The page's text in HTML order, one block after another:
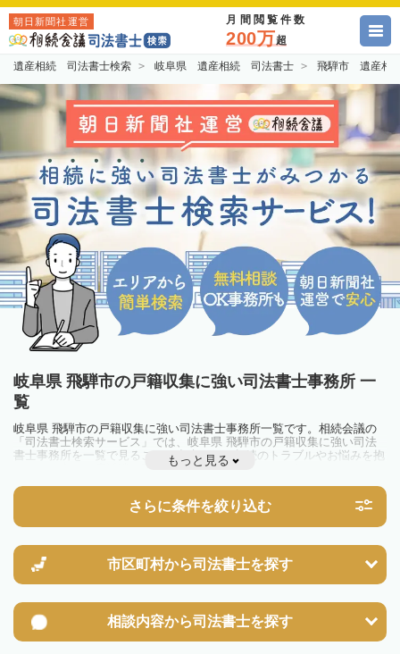
朝日新聞社運営 月間閲覧件数
200万超
遺産相続 司法書士検索 岐阜県 遺産相続 司法書士 飛騨市 遺産相
岐阜県 飛騨市の戸籍収集に強い司法書士事務所 一
覧
岐阜県 飛騨市の戸籍収集に強い司法書士事務所一覧です。相続会議の
「司法書士検索サービス」では、岐阜県 飛騨市の戸籍収集に強い司法
書士事務所を一覧で見ることが出来ます。相続のトラブルやお悩みを抱
えている方は一度近隣の司法書士に相談してみましょう。
もっと見る
さらに条件を絞り込む
市区町村から司法書士を探す
相談内容から司法書士を探す